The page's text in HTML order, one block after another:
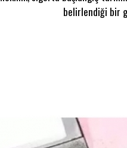
belirlendiği bir